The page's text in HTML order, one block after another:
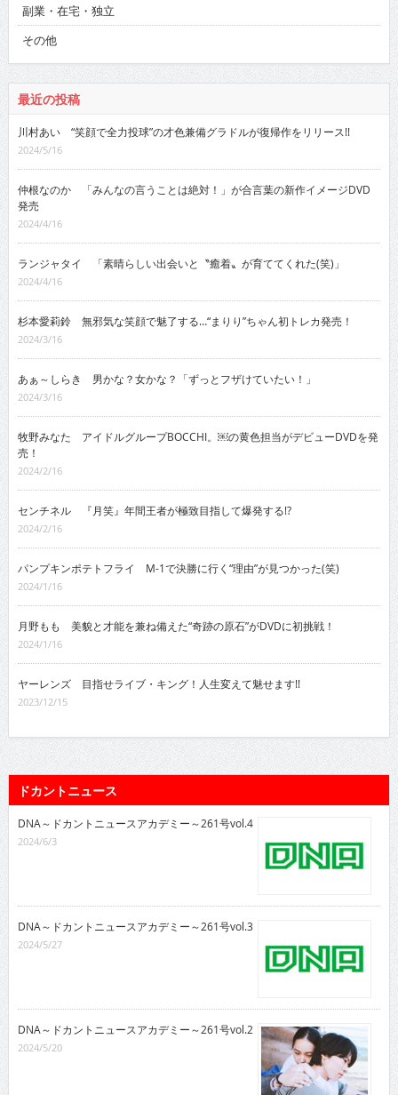
副業・在宅・独立
その他
最近の投稿
川村あい “笑顔で全力投球”の才色兼備グラドルが復帰作をリリース!!
2024/5/16
仲根なのか 「みんなの言うことは絶対！」が合言葉の新作イメージDVD
発売
2024/4/16
ランジャタイ 「素晴らしい出会いと〝癒着〟が育ててくれた(笑)」
2024/4/16
杉本愛莉鈴 無邪気な笑顔で魅了する…“まりり”ちゃん初トレカ発売！
2024/3/16
あぁ～しらき 男かな？女かな？「ずっとフザけていたい！」
2024/3/16
牧野みなた アイドルグループBOCCHI。￼の黄色担当がデビューDVDを発
売！
2024/2/16
センチネル 『月笑』年間王者が極致目指して爆発する!?
2024/2/16
パンプキンポテトフライ M-1で決勝に行く“理由”が見つかった(笑)
2024/1/16
月野もも 美貌と才能を兼ね備えた“奇跡の原石”がDVDに初挑戦！
2024/1/16
ヤーレンズ 目指せライブ・キング！人生変えて魅せます!!
2023/12/15
ドカントニュース
DNA～ドカントニュースアカデミー～261号vol.4
2024/6/3
DNA～ドカントニュースアカデミー～261号vol.3
2024/5/27
DNA～ドカントニュースアカデミー～261号vol.2
2024/5/20